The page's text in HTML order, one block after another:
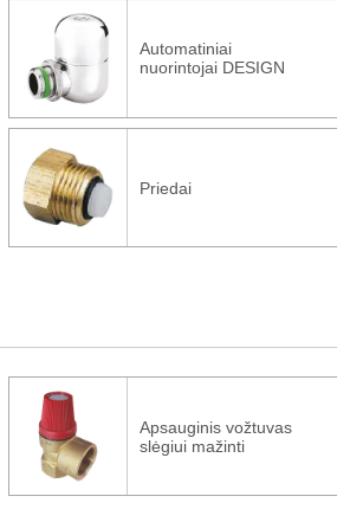
Automatiniai
nuorintojai DESIGN
Priedai
Apsauginis vožtuvas
slėgiui mažinti